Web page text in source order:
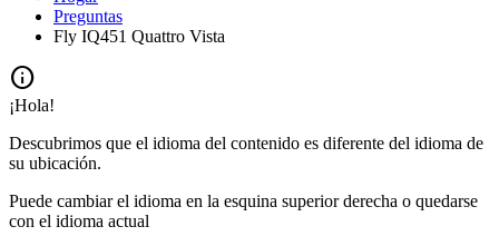
Preguntas
Fly IQ451 Quattro Vista
info
¡Hola!
Descubrimos que el idioma del contenido es diferente del idioma de
su ubicación.
Puede cambiar el idioma en la esquina superior derecha o quedarse
con el idioma actual